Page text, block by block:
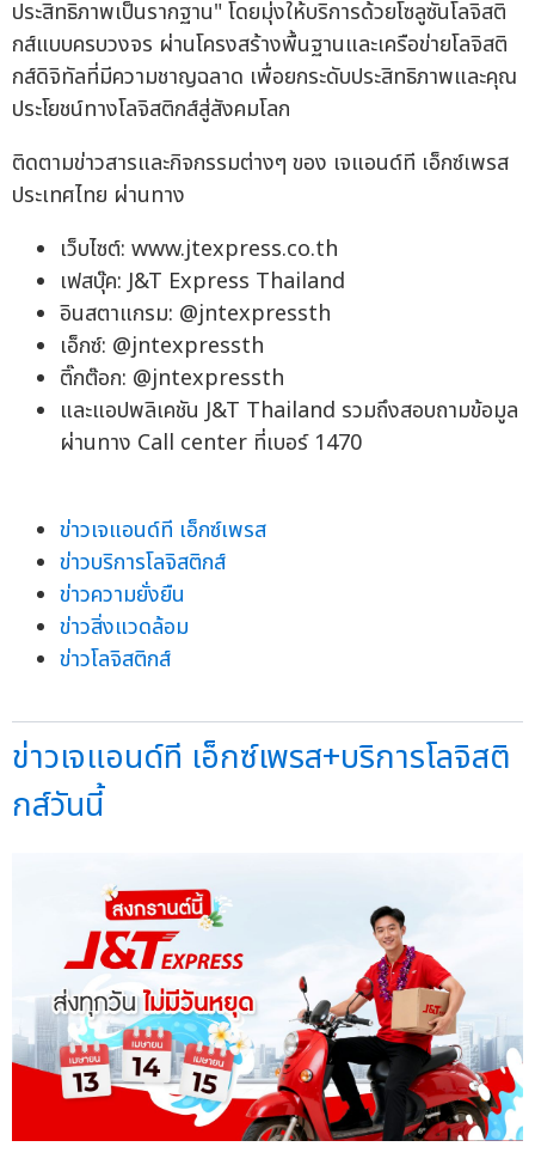
ประสิทธิภาพเป็นรากฐาน" โดยมุ่งให้บริการด้วยโซลูซันโลจิสติ
กส์แบบครบวงจร ผ่านโครงสร้างพื้นฐานและเครือข่ายโลจิสติ
กส์ดิจิทัลที่มีความชาญฉลาด เพื่อยกระดับประสิทธิภาพและคุณ
ประโยชน์ทางโลจิสติกส์สู่สังคมโลก
ติดตามข่าวสารและกิจกรรมต่างๆ ของ เจแอนด์ที เอ็กซ์เพรส
ประเทศไทย ผ่านทาง
เว็บไซต์: www.jtexpress.co.th
เฟสบุ๊ค: J&T Express Thailand
อินสตาแกรม: @jntexpressth
เอ็กซ์: @jntexpressth
ติ๊กต๊อก: @jntexpressth
และแอปพลิเคชัน J&T Thailand รวมถึงสอบถามข้อมูล
ผ่านทาง Call center ที่เบอร์ 1470
ข่าวเจแอนด์ที เอ็กซ์เพรส
ข่าวบริการโลจิสติกส์
ข่าวความยั่งยืน
ข่าวสิ่งแวดล้อม
ข่าวโลจิสติกส์
ข่าวเจแอนด์ที เอ็กซ์เพรส+บริการโลจิสติ
กส์วันนี้